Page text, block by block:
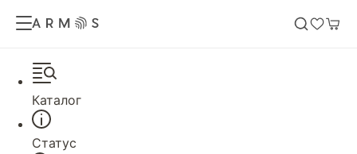
Каталог
Статус